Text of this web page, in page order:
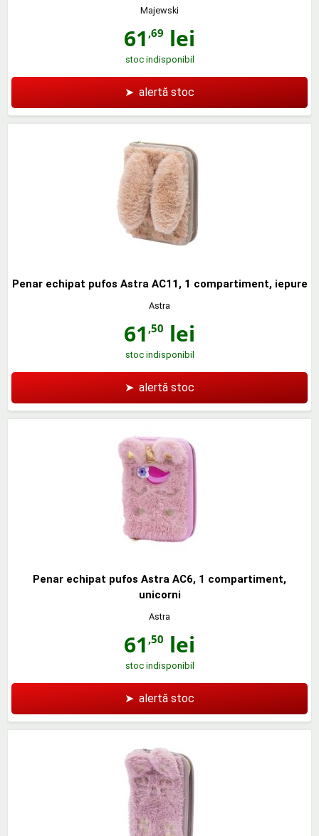
Majewski
61 ,69 lei
stoc indisponibil
➤ alertă stoc
Penar echipat pufos Astra AC11, 1 compartiment, iepure
Astra
61 ,50 lei
stoc indisponibil
➤ alertă stoc
Penar echipat pufos Astra AC6, 1 compartiment,
unicorni
Astra
61 ,50 lei
stoc indisponibil
➤ alertă stoc